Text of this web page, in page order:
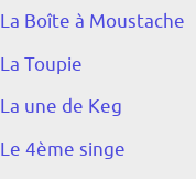
La Boîte à Moustache
La Toupie
La une de Keg
Le 4ème singe